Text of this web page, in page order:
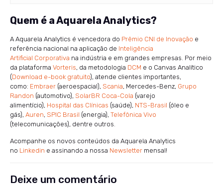
Quem é a Aquarela Analytics?
A Aquarela Analytics é vencedora do Prêmio CNI de Inovação e
referência nacional na aplicação de Inteligência
Artificial Corporativa na indústria e em grandes empresas. Por meio
da plataforma Vorteris, da metodologia DCM e o Canvas Analítico
(Download e-book gratuito), atende clientes importantes,
como: Embraer (aeroespacial), Scania, Mercedes-Benz, Grupo
Randon (automotivo), SolarBR Coca-Cola (varejo
alimentício), Hospital das Clínicas (saúde), NTS-Brasil (óleo e
gás), Auren, SPIC Brasil (energia), Telefônica Vivo
(telecomunicações), dentre outros.
Acompanhe os novos conteúdos da Aquarela Analytics
no Linkedin e assinando a nossa Newsletter mensal!
Deixe um comentário